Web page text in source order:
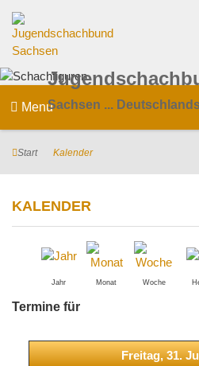
Sachsen ...
Menu
Start Kalender
KALENDER
Jahr Monat Woche
Termine für
Freitag, 31.